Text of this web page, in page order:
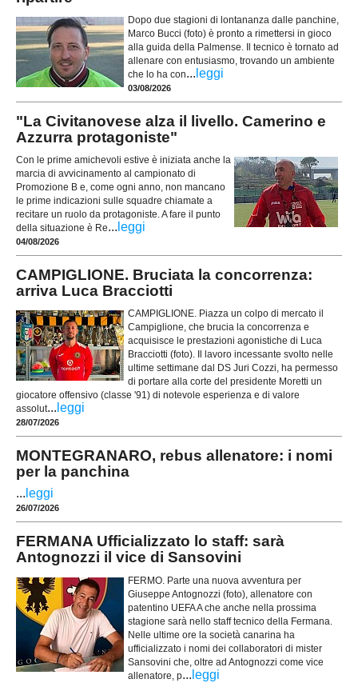
Dopo due stagioni di lontananza dalle panchine,
Marco Bucci (foto) è pronto a rimettersi in gioco
alla guida della Palmense. Il tecnico è tornato ad
allenare con entusiasmo, trovando un ambiente
che lo ha con... leggi
03/08/2026
"La Civitanovese alza il livello. Camerino e
Azzurra protagoniste"
Con le prime amichevoli estive è iniziata anche la
marcia di avvicinamento al campionato di
Promozione B e, come ogni anno, non mancano
le prime indicazioni sulle squadre chiamate a
recitare un ruolo da protagoniste. A fare il punto
della situazione è Re... leggi
04/08/2026
CAMPIGLIONE. Bruciata la concorrenza:
arriva Luca Bracciotti
CAMPIGLIONE. Piazza un colpo di mercato il
Campiglione, che brucia la concorrenza e
acquisisce le prestazioni agonistiche di Luca
Bracciotti (foto). Il lavoro incessante svolto nelle
ultime settimane dal DS Juri Cozzi, ha permesso
di portare alla corte del presidente Moretti un
giocatore offensivo (classe '91) di notevole esperienza e di valore
assolut... leggi
28/07/2026
MONTEGRANARO, rebus allenatore: i nomi
per la panchina
... leggi
26/07/2026
FERMANA Ufficializzato lo staff: sarà
Antognozzi il vice di Sansovini
FERMO. Parte una nuova avventura per
Giuseppe Antognozzi (foto), allenatore con
patentino UEFA A che anche nella prossima
stagione sarà nello staff tecnico della Fermana.
Nelle ultime ore la società canarina ha
ufficializzato i nomi dei collaboratori di mister
Sansovini che, oltre ad Antognozzi come vice
allenatore, p... leggi